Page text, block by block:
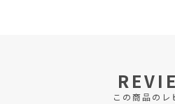
この商品のレ